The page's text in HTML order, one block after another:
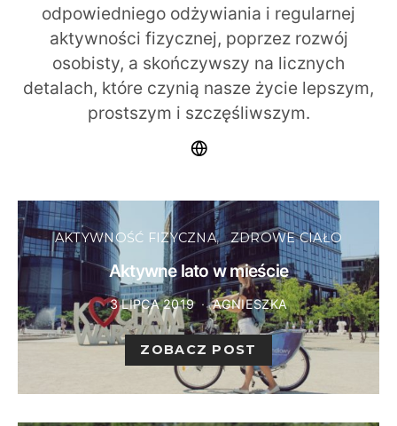
odpowiedniego odżywiania i regularnej
aktywności fizycznej, poprzez rozwój
osobisty, a skończywszy na licznych
detalach, które czynią nasze życie lepszym,
prostszym i szczęśliwszym.
AKTYWNOŚĆ FIZYCZNA ZDROWE CIAŁO
Aktywne lato w mieście
3 LIPCA 2019 AGNIESZKA
ZOBACZ POST